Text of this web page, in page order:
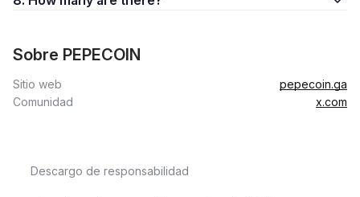
Sobre PEPECOIN
Sitio web
pepecoin.ga
Comunidad
x.com
Descargo de responsabilidad